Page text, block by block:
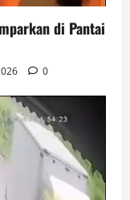
di Pantai
0